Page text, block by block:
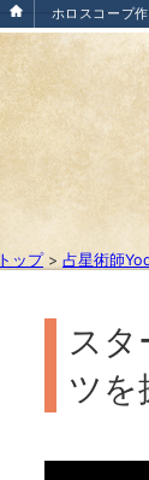
ホロスコープ
トップ> 占星術師
ス
ツを